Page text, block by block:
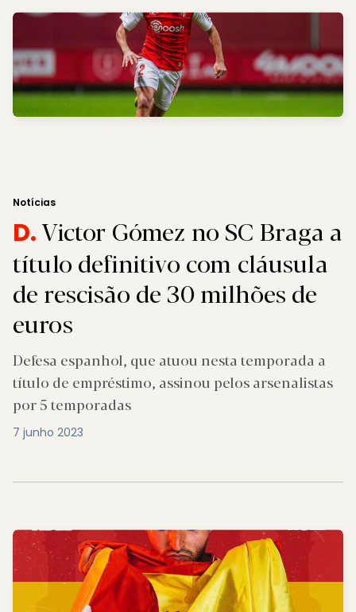
Notícias
D.Victor Gómez no SC Braga a
título definitivo com cláusula
de rescisão de 30 milhões de
euros
Defesa espanhol, que atuou nesta temporada a
título de empréstimo, assinou pelos arsenalistas
por 5 temporadas
7 junho 2023